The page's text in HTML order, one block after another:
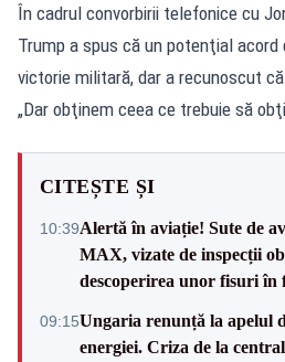
În cadrul convorbirii telefonice cu
Trump a spus că un potenţial acord
victorie militară, dar a recunoscut
„Dar obţinem ceea ce trebuie să
CITEȘTE ȘI
10:39Alertă în aviație! Sute de
MAX, vizate de inspecții
descoperirea unor fisuri în
09:15Ungaria renunță la apelul
energiei. Criza de la